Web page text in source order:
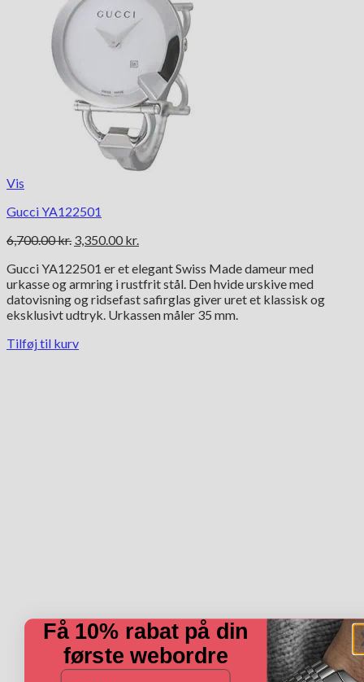
Vis
Gucci YA122501
6,700.00kr. Den
pris
var:
6,700.00 kr..
3,350.00 kr.
pris
er:
3,350.00 kr..
Gucci YA122501 er et elegant Swiss Made dameur med
urkasse og armring i rustfrit stål. Den hvide urskive med
datovisning og ridsefast safirglas giver uret et klassisk og
eksklusivt udtryk. Urkassen måler 35 mm.
Tilføj til kurv
Få 10% rabat på din
første webordre
E-mail